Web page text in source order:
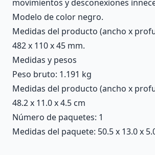
movimientos y desconexiones
Modelo de color negro.
Medidas del producto (ancho x
482 x 110 x 45 mm.
Medidas y pesos
Peso bruto: 1.191 kg
Medidas del producto (ancho x
48.2 x 11.0 x 4.5 cm
Número de paquetes: 1
Medidas del paquete: 50.5 x 13.0 x